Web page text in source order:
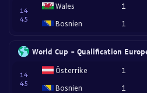
14
45
Wales
Bosnien
1
1
World Cup - Qualification
14
45
Österrike
Bosnien
1
1